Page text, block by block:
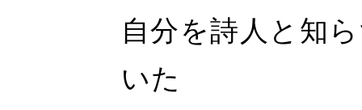
自分を詩人と知
いた